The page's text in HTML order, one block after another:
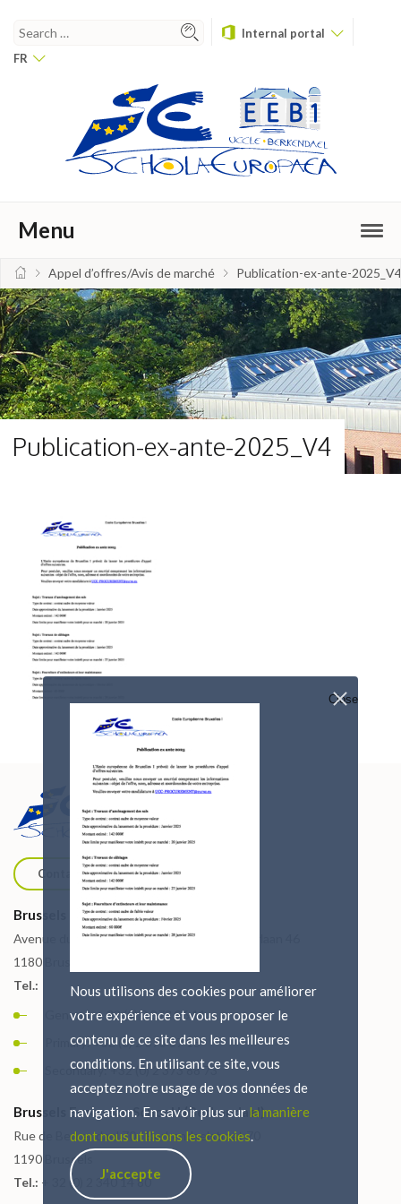
Internal portal
FR
Menu
Appel d’offres/Avis de marché Publication-ex-ante-2025_V4
Publication-ex-ante-2025_V4
Contact us
Brussels European School I (Uccle)
Avenue du Vert Chasseur 46 / Groene Jagerlaan 46
1180 Brussels
Tel.:
General: + 32 (0) 2 373 86 11
Primary: +32 (0) 2 373 87 15
Secondary: +32 (0) 2 373 88 73
Brussels European School I (Berkendael)
Rue de Berkendael 70 / Berkendaelstraat 70
1190 Brussels
Tel.: + 32 (0) 2 340 14 80
Nous utilisons des cookies pour améliorer
votre expérience et vous proposer le
contenu de ce site dans les meilleures
conditions. En utilisant ce site, vous
acceptez notre usage de vos données de
navigation. En savoir plus sur la manière
dont nous utilisons les cookies.
J'accepte
Close